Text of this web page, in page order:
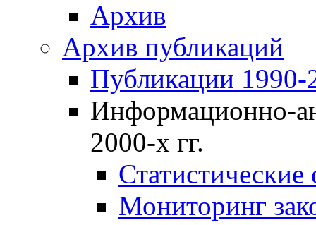
Архив
Архив публикаций
Публикации 1990-
Информационно-
2000-х гг.
Мониторинг